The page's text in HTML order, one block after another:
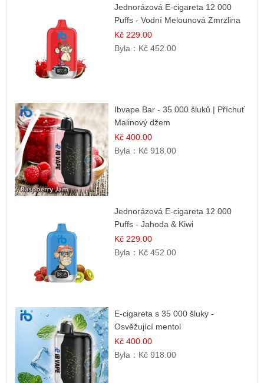
Jednorázová E-cigareta 12 000
Puffs - Vodní Melounová Zmrzlina
Kč 229.00
Byla： Kč 452.00
Ibvape Bar - 35 000 šluků | Příchuť
Malinový džem
Kč 400.00
Byla： Kč 918.00
Jednorázová E-cigareta 12 000
Puffs - Jahoda & Kiwi
Kč 229.00
Byla： Kč 452.00
E-cigareta s 35 000 šluky -
Osvěžující mentol
Kč 400.00
Byla： Kč 918.00